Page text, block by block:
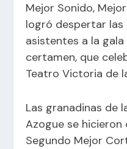
Mejor Sonido,
logró despertar las
asistentes a la
certamen, que
Teatro Victoria de
Las granadinas de
Azogue se hicieron
Segundo Mejor